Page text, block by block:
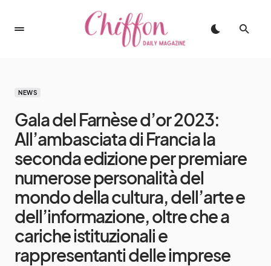
NEWS
Gala del Farnèse d’or 2023:
All’ambasciata di Francia la
seconda edizione per premiare
numerose personalità del
mondo della cultura, dell’arte e
dell’informazione, oltre che a
cariche istituzionali e
rappresentanti delle imprese